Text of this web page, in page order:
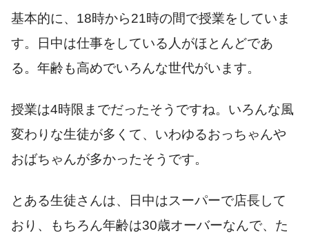
基本的に、 18時から21時の間で授業をしていま
す。日中は仕事をしている人がほとんどであ
る。年齢も高めでいろんな世代がいます。
授業は4時限までだったそうですね。いろんな風
変わりな生徒が多くて、いわゆるおっちゃんや
おばちゃんが多かったそうです。
とある生徒さんは、日中はスーパーで店長して
おり、もちろん年齢は30歳オーバーなんで、た